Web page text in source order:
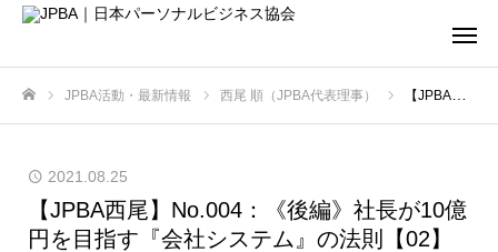
JPBA活動・最新情報 西尾 順（JPBA代表理事） 【JPBA西尾】No.004：《後編》社長が10億円を目指す『会社システム』の法則【02】
2021.08.25
【JPBA西尾】No.004：《後編》社長が10億
円を目指す『会社システム』の法則【02】